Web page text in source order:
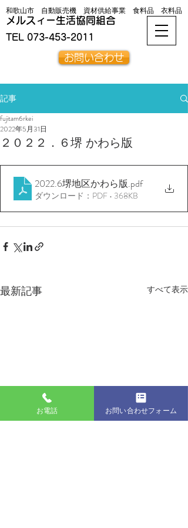
メルスィー生活協同組合
和歌山市 自動販売機 資材供給事業 食料品 衣料品
TEL 073-453-2011
お問い合わせ
記事
２０２２．６堺 かわら版
fujitam6rkei
2022年5月31日
2022.6堺地区かわら版.pdf
ダウンロード：PDF • 368KB
最新記事 すべて表示
お電話 お問い合わせフォーム